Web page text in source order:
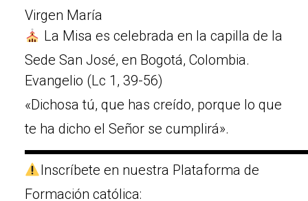
Virgen María
La Misa es celebrada en la capilla de la
Sede San José, en Bogotá, Colombia.
Evangelio (Lc 1, 39-56)
«Dichosa tú, que has creído, porque lo que
te ha dicho el Señor se cumplirá».
Inscríbete en nuestra Plataforma de
Formación católica: